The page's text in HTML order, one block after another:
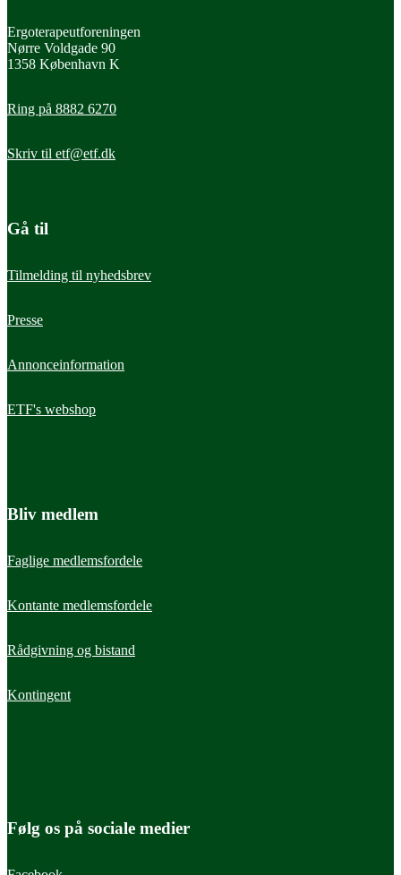
Ergoterapeutforeningen
Nørre Voldgade 90
1358 København K
Ring på 8882 6270
Skriv til etf@etf.dk
Gå til
Tilmelding til nyhedsbrev
Presse
Annonceinformation
ETF's webshop
Bliv medlem
Faglige medlemsfordele
Kontante medlemsfordele
Rådgivning og bistand
Kontingent
Følg os på sociale medier